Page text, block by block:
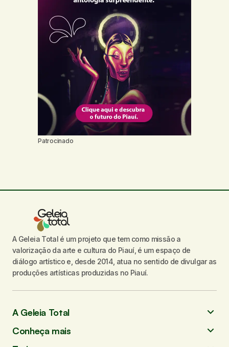
Patrocinado
A Geleia Total é um projeto que tem como missão a
valorização da arte e cultura do Piauí, é um espaço de
diálogo artístico e, desde 2014, atua no sentido de divulgar as
produções artísticas produzidas no Piauí.
A Geleia Total
Conheça mais